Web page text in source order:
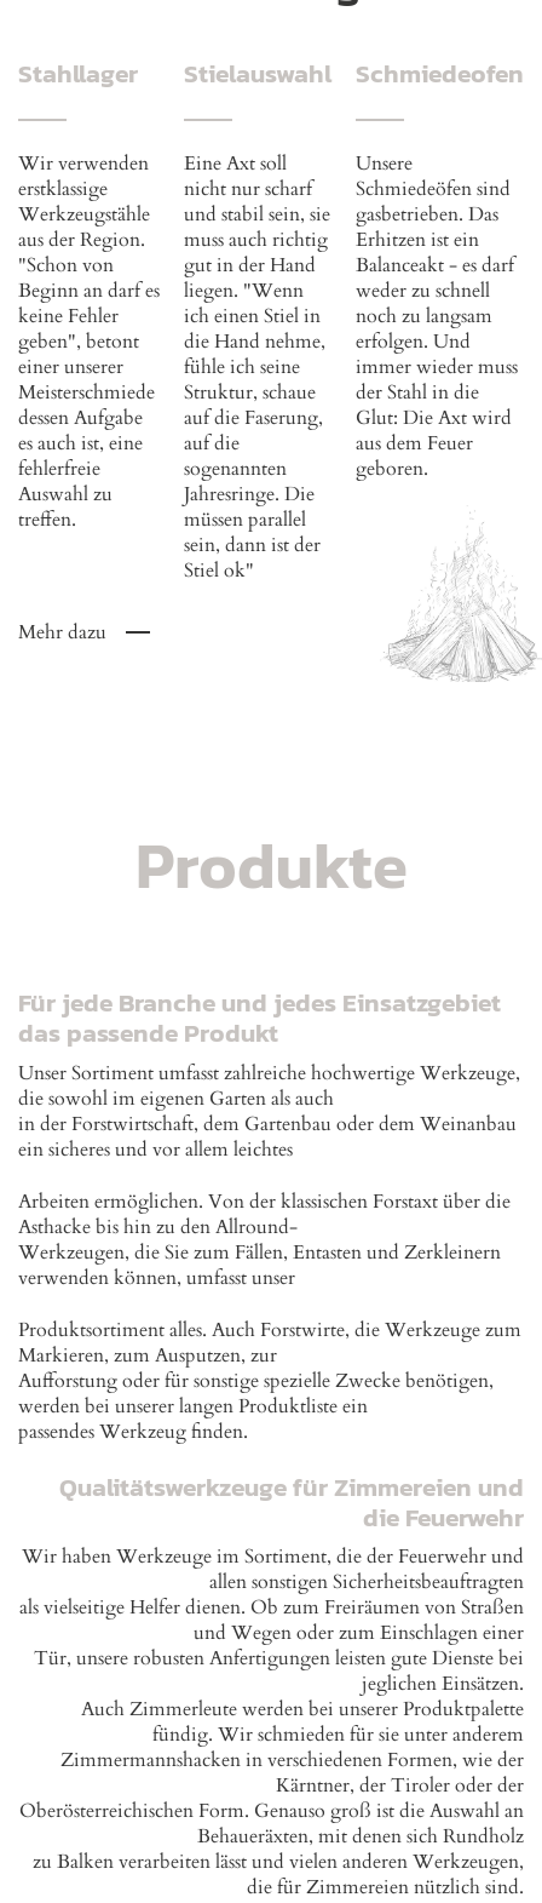
Stahllager
Wir verwenden
erstklassige
Werkzeugstähle
aus der Region.
"Schon von
Beginn an darf es
keine Fehler
geben", betont
einer unserer
Meisterschmiede
dessen Aufgabe
es auch ist, eine
fehlerfreie
Auswahl zu
treffen.
Stielauswahl
Eine Axt soll
nicht nur scharf
und stabil sein, sie
muss auch richtig
gut in der Hand
liegen. "Wenn
ich einen Stiel in
die Hand nehme,
fühle ich seine
Struktur, schaue
auf die Faserung,
auf die
sogenannten
Jahresringe. Die
müssen parallel
sein, dann ist der
Stiel ok"
Schmiedeofen
Unsere
Schmiedeöfen sind
gasbetrieben. Das
Erhitzen ist ein
Balanceakt - es darf
weder zu schnell
noch zu langsam
erfolgen. Und
immer wieder muss
der Stahl in die
Glut: Die Axt wird
aus dem Feuer
geboren.
Mehr dazu
Produkte
Für jede Branche und jedes Einsatzgebiet
das passende Produkt
Unser Sortiment umfasst zahlreiche hochwertige Werkzeuge,
die sowohl im eigenen Garten als auch
in der Forstwirtschaft, dem Gartenbau oder dem Weinanbau
ein sicheres und vor allem leichtes
Arbeiten ermöglichen. Von der klassischen Forstaxt über die
Asthacke bis hin zu den Allround-
Werkzeugen, die Sie zum Fällen, Entasten und Zerkleinern
verwenden können, umfasst unser
Produktsortiment alles. Auch Forstwirte, die Werkzeuge zum
Markieren, zum Ausputzen, zur
Aufforstung oder für sonstige spezielle Zwecke benötigen,
werden bei unserer langen Produktliste ein
passendes Werkzeug finden.
Qualitätswerkzeuge für Zimmereien und
die Feuerwehr
Wir haben Werkzeuge im Sortiment, die der Feuerwehr und
allen sonstigen Sicherheitsbeauftragten
als vielseitige Helfer dienen. Ob zum Freiräumen von Straßen
und Wegen oder zum Einschlagen einer
Tür, unsere robusten Anfertigungen leisten gute Dienste bei
jeglichen Einsätzen.
Auch Zimmerleute werden bei unserer Produktpalette
fündig. Wir schmieden für sie unter anderem
Zimmermannshacken in verschiedenen Formen, wie der
Kärntner, der Tiroler oder der
Oberösterreichischen Form. Genauso groß ist die Auswahl an
Behaueräxten, mit denen sich Rundholz
zu Balken verarbeiten lässt und vielen anderen Werkzeugen,
die für Zimmereien nützlich sind.